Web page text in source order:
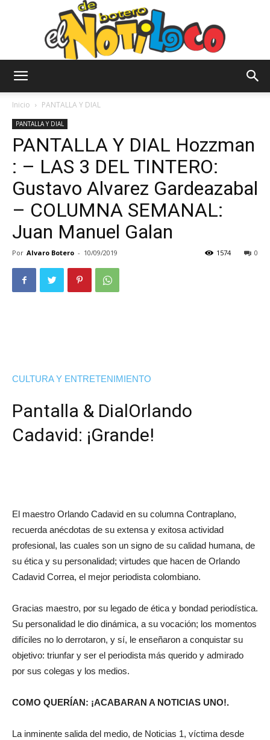
Notiloco
de
Inicio PANTALLA Y DIAL
PANTALLA Y DIAL
PANTALLA Y DIAL Hozzman
: – LAS 3 DEL TINTERO:
Gustavo Alvarez Gardeazabal
– COLUMNA SEMANAL:
Juan Manuel Galan
Por Alvaro Botero - 10/09/2019 0
1574
CULTURA Y ENTRETENIMIENTO
Pantalla & DialOrlando
Cadavid: ¡Grande!
El maestro Orlando Cadavid en su columna Contraplano,
recuerda anécdotas de su extensa y exitosa actividad
profesional, las cuales son un signo de su calidad humana, de
su ética y su personalidad; virtudes que hacen de Orlando
Cadavid Correa, el mejor periodista colombiano.
Gracias maestro, por su legado de ética y bondad periodística.
Su personalidad le dio dinámica, a su vocación; los momentos
difíciles no lo derrotaron, y sí, le enseñaron a conquistar su
objetivo: triunfar y ser el periodista más querido y admirado
por sus colegas y los medios.
COMO QUERÍAN: ¡ACABARAN A NOTICIAS UNO!.
La inminente salida del medio, de Noticias 1, víctima desde